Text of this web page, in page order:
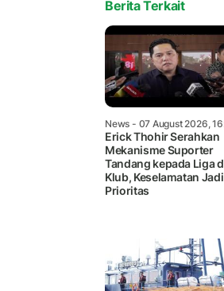
Berita Terkait
News - 07 August 2026,
Erick Thohir Serahkan
Mekanisme Suporter
Tandang kepada Liga
Klub, Keselamatan Jadi
Prioritas